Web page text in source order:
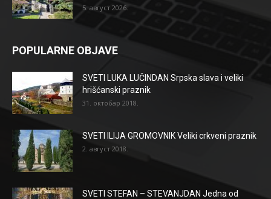
5. август 2026.
POPULARNE OBJAVE
SVETI LUKA LUČINDAN Srpska slava i veliki
hrišćanski praznik
31. октобар 2018.
SVETI ILIJA GROMOVNIK Veliki crkveni praznik
2. август 2018.
SVETI STEFAN – STEVANJDAN Jedna od